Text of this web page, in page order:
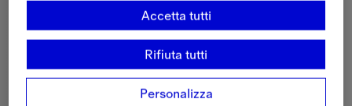
Personalizza
Rifiuta tutti
Accetta tutti